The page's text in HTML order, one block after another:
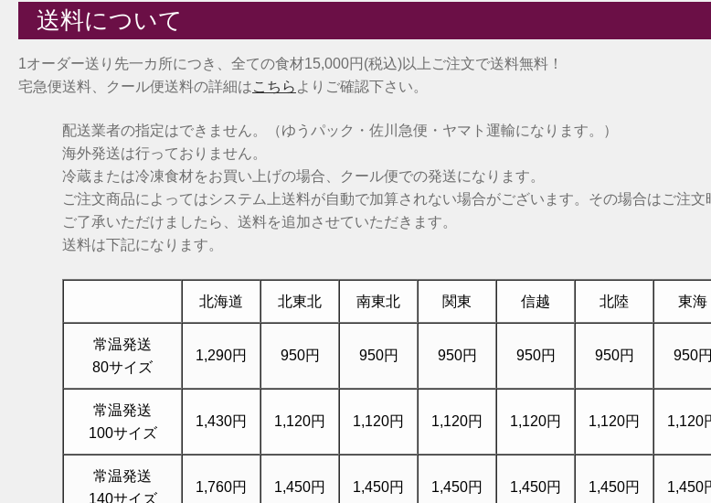
送料について
1オーダー送り先一カ所につき、全ての食材15,000円(税込)以上ご注文で送料無料！
宅急便送料、クール便送料の詳細はこちら よりご確認下さい。
配送業者の指定はできません。（ゆうパック・佐川急便・ヤマト運輸になります。）
海外発送は行っておりません。
冷蔵または冷凍食材をお買い上げの場合、クール便での発送になります。
ご注文商品によってはシステム上送料が自動で加算されない場合がございます。その場合はご注
ご了承いただけましたら、送料を追加させていただきます。
送料は下記になります。
北海道 北東北 南東北 関東 信越 北陸 東海
常温発送
80サイズ
1,290円 950円 950円 950円 950円 950円 950円
常温発送
100サイズ
1,430円 1,120円 1,120円 1,120円 1,120円 1,120円 1,120
常温発送
140サイズ
1,760円 1,450円 1,450円 1,450円 1,450円 1,450円 1,450